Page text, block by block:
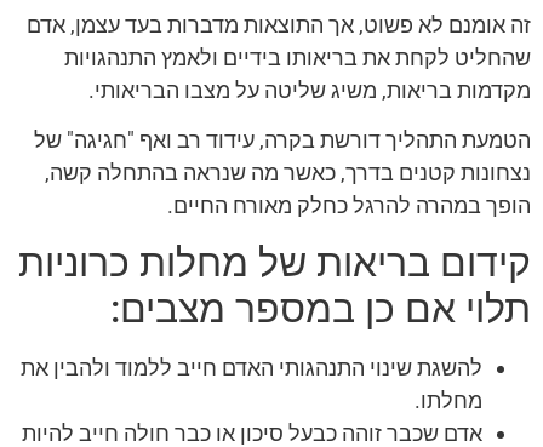
זה אומנם לא פשוט, אך התוצאות מדברות בעד עצמן, אדם
שהחליט לקחת את בריאותו בידיים ולאמץ התנהגויות
מקדמות בריאות, משיג שליטה על מצבו הבריאותי.
הטמעת התהליך דורשת בקרה, עידוד רב ואף "חגיגה" של
נצחונות קטנים בדרך, כאשר מה שנראה בהתחלה קשה,
הופך במהרה להרגל כחלק מאורח החיים.
קידום בריאות של מחלות כרוניות
תלוי אם כן במספר מצבים:
להשגת שינוי התנהגותי האדם חייב ללמוד ולהבין את
מחלתו.
אדם שכבר זוהה כבעל סיכון או כבר חולה חייב להיות